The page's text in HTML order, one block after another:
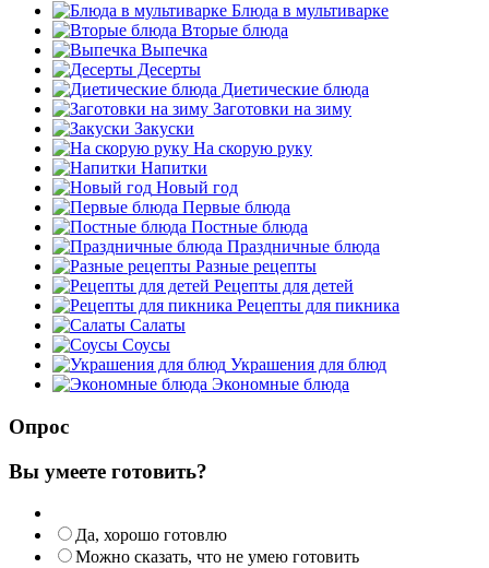
Блюда в мультиварке
Вторые блюда
Выпечка
Десерты
Диетические блюда
Заготовки на зиму
Закуски
На скорую руку
Напитки
Новый год
Первые блюда
Постные блюда
Праздничные блюда
Разные рецепты
Рецепты для детей
Рецепты для пикника
Салаты
Соусы
Украшения для блюд
Экономные блюда
Опрос
Вы умеете готовить?
Да, хорошо готовлю
Можно сказать, что не умею готовить